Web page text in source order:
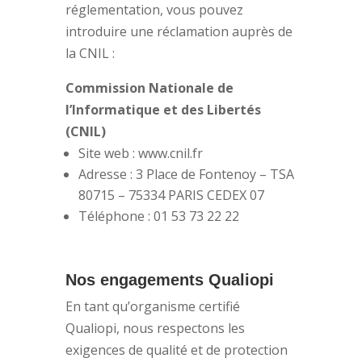
réglementation, vous pouvez
introduire une réclamation auprès de
la CNIL :
Commission Nationale de
l’Informatique et des Libertés
(CNIL)
Site web : www.cnil.fr
Adresse : 3 Place de Fontenoy – TSA
80715 – 75334 PARIS CEDEX 07
Téléphone : 01 53 73 22 22
Nos engagements Qualiopi
En tant qu’organisme certifié
Qualiopi, nous respectons les
exigences de qualité et de protection